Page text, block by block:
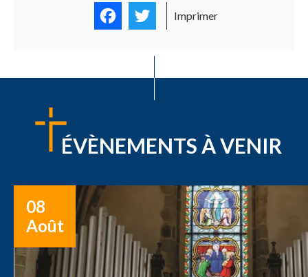
FacebookTwitter
Imprimer
ÉVÈNEMENTS À VENIR
08
Août